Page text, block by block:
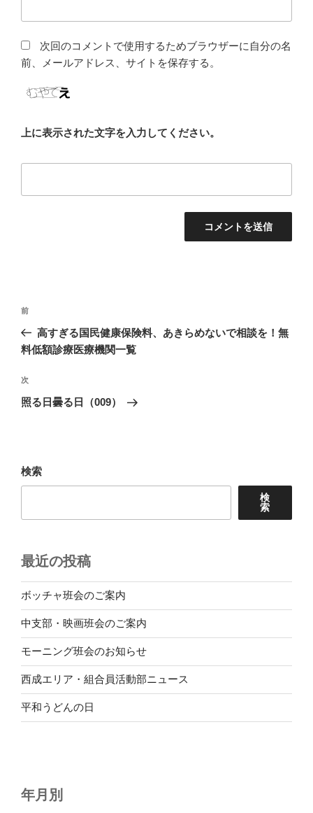
次回のコメントで使用するためブラウザーに自分の名
前、メールアドレス、サイトを保存する。
上に表示された文字を入力してください。
投
ナ
ゲ
ー
前
の
投
前
高すぎる国民健康保険料、あきらめないで相談を！無
料低額診療医療機関一覧
次
の
次
照る日曇る日（009）
検索
検
索
最近の投稿
ボッチャ班会のご案内
中支部・映画班会のご案内
モーニング班会のお知らせ
西成エリア・組合員活動部ニュース
平和うどんの日
年月別